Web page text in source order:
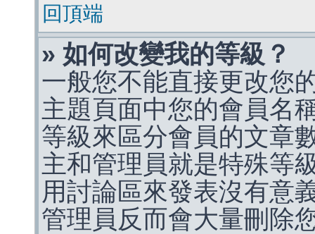
回頂端
» 如何改變我的等級？
一般您不能直接更改您
主題頁面中您的會員名
等級來區分會員的文章
主和管理員就是特殊等
用討論區來發表沒有意
管理員反而會大量刪除